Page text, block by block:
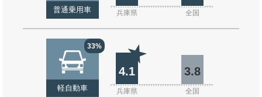
普通乗用車 兵庫県 全国
33%
軽自動車
4.1 3.8
兵庫県 全国